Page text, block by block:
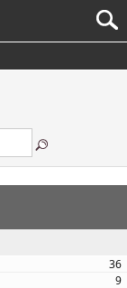
36
9